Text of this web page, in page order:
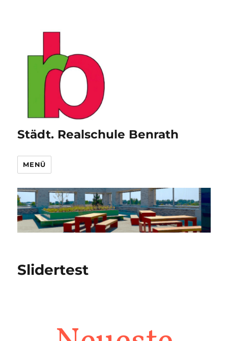
Städt. Realschule Benrath
MENÜ
Slidertest